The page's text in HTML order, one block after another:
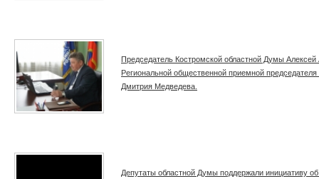
Председатель Костромской областной Думы
Региональной общественной приемной
Дмитрия Медведева.
Депутаты областной Думы поддержали инициативу